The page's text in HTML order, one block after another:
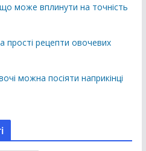
може вплинути на точність
прості рецепти овочевих
можна посіяти наприкінці